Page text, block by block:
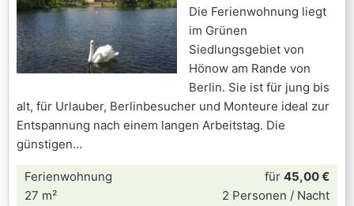
Die Ferienwohnung liegt
im Grünen
Siedlungsgebiet von
Hönow am Rande von
Berlin. Sie ist für jung bis
alt, für Urlauber, Berlinbesucher und Monteure ideal zur
Entspannung nach einem langen Arbeitstag. Die
günstigen
Ferienwohnung
27 m²
für 45,00 €
2 Personen / Nacht